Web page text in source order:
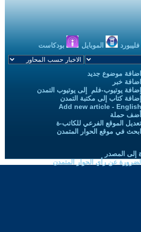
فليبورد الموبايل بودكاست
اضافة موضوع جديد
اضافة خبر
إضافة يوتيوب-فلم إلى يوتيوب التمدن
إضافة كتاب إلى مكتبة التمدن
Add new article - English
أضف حملة
تعديل الموقع الفرعي للكاتب-ة
ابحث في موقع الحوار المتمدن
إلى المصدر
عن رأي الحوار المتمدن